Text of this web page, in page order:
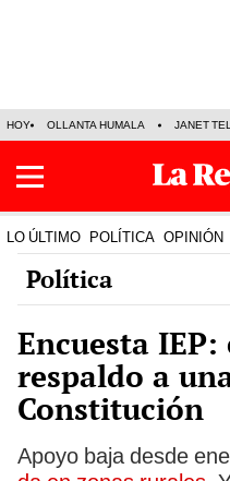
HOY OLLANTA HUMALA JANET
LO ÚLTIMO POLÍTICA OPINIÓN
Política
Encuesta IEP:
respaldo a
Constitución
Apoyo baja desde